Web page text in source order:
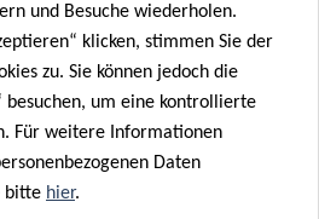
und Besuche wiederholen.
klicken, stimmen Sie der
zu. Sie können jedoch die
besuchen, um eine kontrollierte
Für weitere Informationen
Daten
bitte hier.